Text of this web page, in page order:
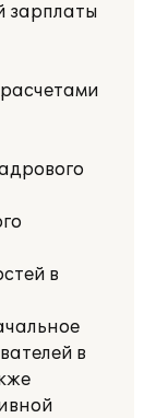
зарплаты
в
в